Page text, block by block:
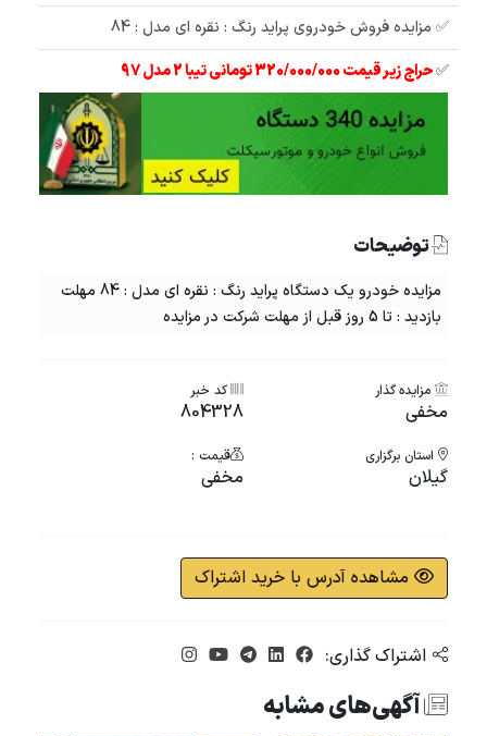
✅ مزایده فروش خودروی پراید رنگ : نقره ای مدل : 84
✅حراج زیر قیمت 320/000/000 تومانی تیبا 2 مدل 97
توضیحات
مزایده خودرو یک دستگاه پراید رنگ : نقره ای مدل : 84 مهلت
بازدید : تا 5 روز قبل از مهلت شرکت در مزایده
مزایده گذار
مخفی
کد خبر
804328
استان برگزاری
گیلان
قیمت :
مخفی
مشاهده آدرس با خرید اشتراک
اشتراک گذاری:
آگهی‌های مشابه